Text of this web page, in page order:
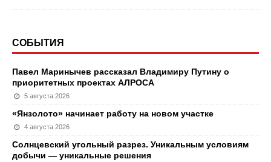
СОБЫТИЯ
Павел Маринычев рассказал Владимиру Путину о
приоритетных проектах АЛРОСА
5 августа 2026
«Янзолото» начинает работу на новом участке
4 августа 2026
Солнцевский угольный разрез. Уникальным условиям
добычи — уникальные решения